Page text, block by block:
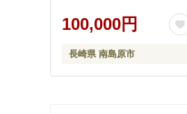
100,000円
長崎県 南島原市